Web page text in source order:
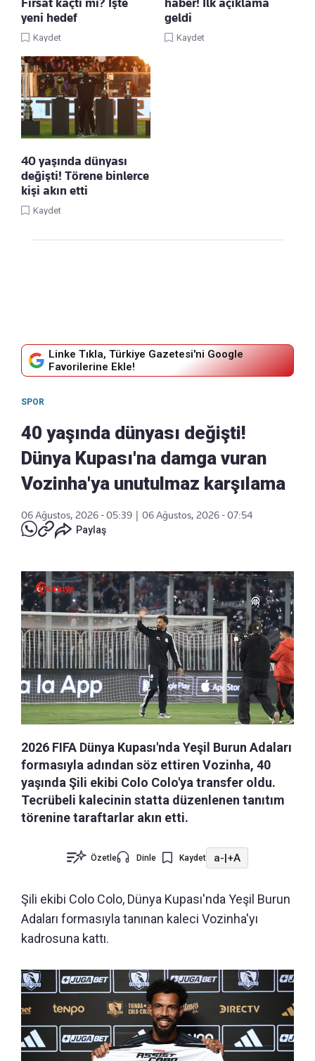
Fırsat kaçtı mı? İşte
yeni hedef
Kaydet
haber! İlk açıklama
geldi
Kaydet
40 yaşında dünyası
değişti! Törene binlerce
kişi akın etti
Kaydet
Linke Tıkla, Türkiye Gazetesi'ni Google
Favorilerine Ekle!
SPOR
40 yaşında dünyası değişti!
Dünya Kupası'na damga vuran
Vozinha'ya unutulmaz karşılama
06 Ağustos, 2026 - 05:39
06 Ağustos, 2026 - 07:54
Paylaş
2026 FIFA Dünya Kupası'nda Yeşil Burun Adaları
formasıyla adından söz ettiren Vozinha, 40
yaşında Şili ekibi Colo Colo'ya transfer oldu.
Tecrübeli kalecinin statta düzenlenen tanıtım
törenine taraftarlar akın etti.
Özetle Dinle Kaydet a-|+A
Şili ekibi Colo Colo, Dünya Kupası'nda Yeşil Burun
Adaları formasıyla tanınan kaleci Vozinha'yı
kadrosuna kattı.